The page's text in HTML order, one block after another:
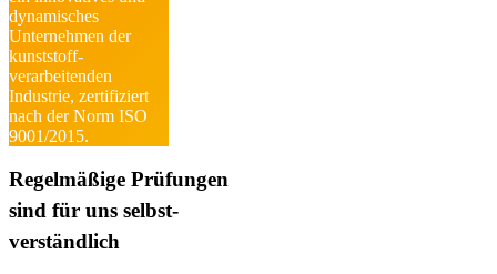
dynamisches
Unternehmen der
kunststoff­
verarbeitenden
Industrie, zertifiziert
nach der Norm ISO
9001/2015.
Regelmäßige Prüfungen
sind für uns selbst­
verständlich